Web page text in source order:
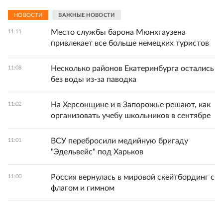
НОВОСТИ ВАЖНЫЕ НОВОСТИ
11:11
Место службы барона Мюнхгаузена
привлекает все больше немецких туристов
11:08
Несколько районов Екатеринбурга остались
без воды из-за паводка
11:02
На Херсонщине и в Запорожье решают, как
организовать учебу школьников в сентябре
11:01
ВСУ перебросили медийную бригаду
"Эдельвейс" под Харьков
11:00
Россия вернулась в мировой скейтбординг с
флагом и гимном